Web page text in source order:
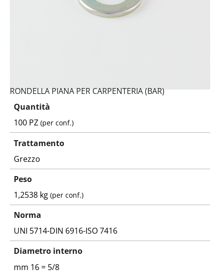
RONDELLA PIANA PER CARPENTERIA (BAR)
Quantità
100 PZ(per conf.)
Trattamento
Grezzo
Peso
1,2538 kg(per conf.)
Norma
UNI 5714-DIN 6916-ISO 7416
Diametro interno
mm 16 = 5/8